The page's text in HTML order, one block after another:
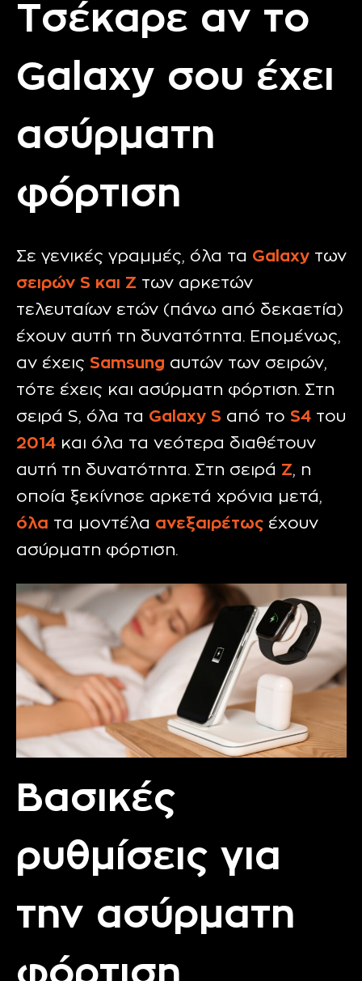
Τσέκαρε αν το
Galaxy σου έχει
ασύρματη
φόρτιση
Σε γενικές γραμμές, όλα τα Galaxyτων
σειρών S και Z των αρκετών
τελευταίων ετών (πάνω από δεκαετία)
έχουν αυτή τη δυνατότητα. Επομένως,
αν έχεις Samsung αυτών των σειρών,
τότε έχεις και ασύρματη φόρτιση. Στη
σειρά S, όλα τα Galaxy S από το S4του
2014και όλα τα νεότερα διαθέτουν
αυτή τη δυνατότητα. Στη σειρά Z, η
οποία ξεκίνησε αρκετά χρόνια μετά,
όλα τα μοντέλα ανεξαιρέτωςέχουν
ασύρματη φόρτιση.
Βασικές
ρυθμίσεις για
την ασύρματη